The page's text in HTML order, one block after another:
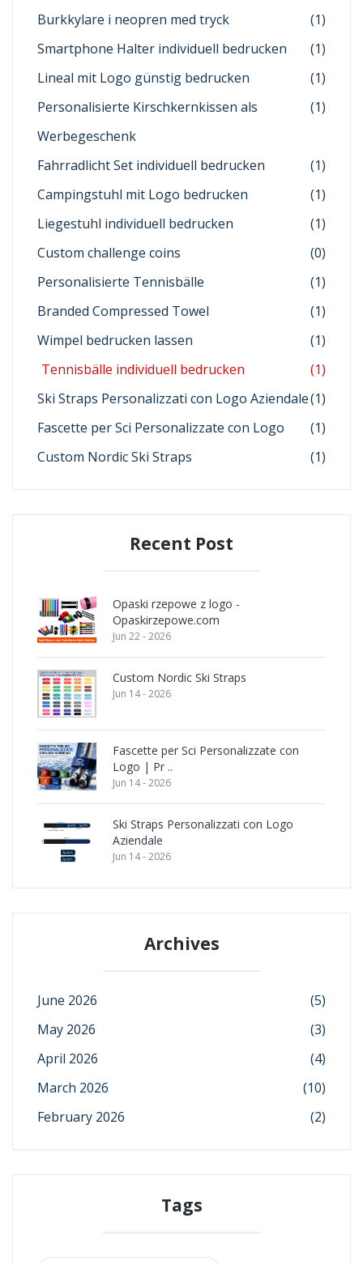
Burkkylare i neopren med tryck
(1)
Smartphone Halter individuell bedrucken
(1)
Lineal mit Logo günstig bedrucken
(1)
Personalisierte Kirschkernkissen als
Werbegeschenk
(1)
Fahrradlicht Set individuell bedrucken
(1)
Campingstuhl mit Logo bedrucken
(1)
Liegestuhl individuell bedrucken
(1)
Custom challenge coins
(0)
Personalisierte Tennisbälle
(1)
Branded Compressed Towel
(1)
Wimpel bedrucken lassen
(1)
Tennisbälle individuell bedrucken
(1)
Ski Straps Personalizzati con Logo Aziendale(1)
Fascette per Sci Personalizzate con Logo
(1)
Custom Nordic Ski Straps
(1)
Recent Post
Opaski rzepowe z logo -
Opaskirzepowe.com
Jun 22 - 2026
Custom Nordic Ski Straps
Jun 14 - 2026
Fascette per Sci Personalizzate con
Logo | Pr ..
Jun 14 - 2026
Ski Straps Personalizzati con Logo
Aziendale
Jun 14 - 2026
Archives
June 2026
(5)
May 2026
(3)
April 2026
(4)
March 2026
(10)
February 2026
(2)
Tags